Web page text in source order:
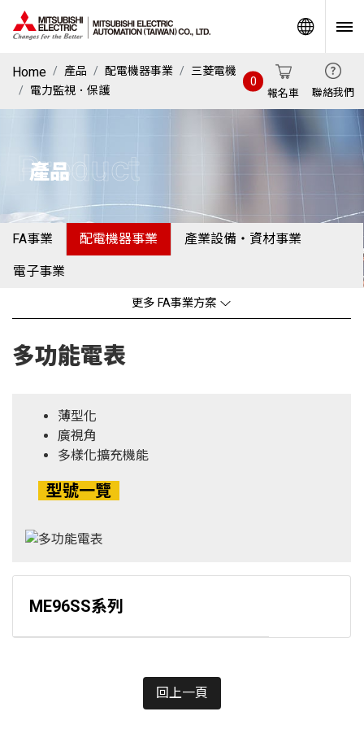
Home 產品 配電機器事業
三菱電機
電力監視．保護
報名車
0
聯絡我們
產品
Product
FA事業 配電機器事業 產業設備・資材事業
電子事業
更多 FA事業方案
多功能電表
薄型化
廣視角
多樣化擴充機能
型號一覽
ME96SS系列
回上一頁